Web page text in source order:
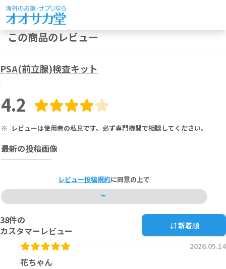
この商品のレビュー
PSA(前立腺)検査キット
4.2
※ レビューは使用者の私見です。必ず専門機関で相談してください。
最新の投稿画像
レビュー投稿規約に同意の上で
38件の
カスタマーレビュー
新着順
花ちゃん
2026.05.14